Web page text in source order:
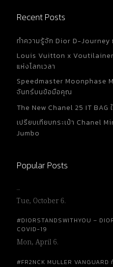
Recent Posts
ทำความรู้จัก Dior D-Journey
Louis Vuitton x
แห่งโลกเวลา
Speedmaster Moonphase
จันทร์บนข้อมือคุณ
The New Chanel 25 IT BAG
เปรียบเทียบกระเป๋า Chanel
Jumbo
Popular Posts
…
Tue, October 6.
#DIORSTANDSWITHYOU –
COVID-19
Mon, April 6.
#FR2NCK MULLER